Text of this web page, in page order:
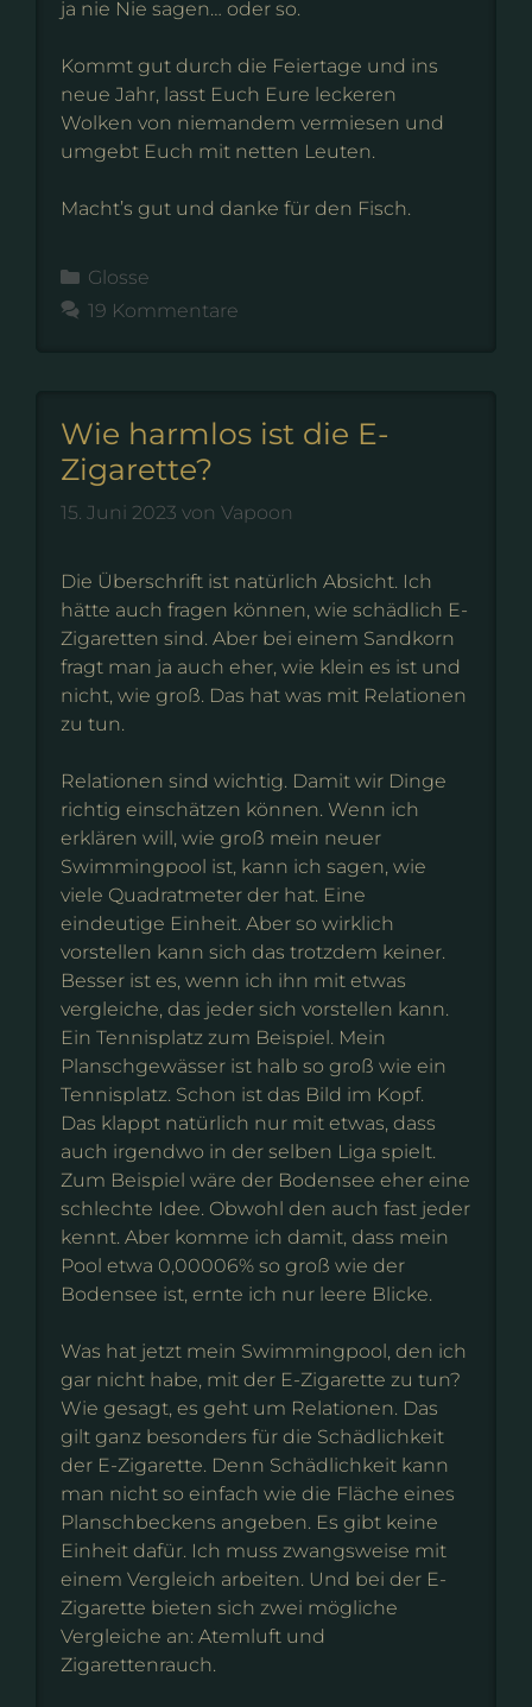
ja nie Nie sagen… oder so.
Kommt gut durch die Feiertage und ins
neue Jahr, lasst Euch Eure leckeren
Wolken von niemandem vermiesen und
umgebt Euch mit netten Leuten.
Macht’s gut und danke für den Fisch.
Kategorien
Glosse
19 Kommentare
Wie harmlos ist die E-
Zigarette?
15. Juni 2023 von Vapoon
Die Überschrift ist natürlich Absicht. Ich
hätte auch fragen können, wie schädlich E-
Zigaretten sind. Aber bei einem Sandkorn
fragt man ja auch eher, wie klein es ist und
nicht, wie groß. Das hat was mit Relationen
zu tun.
Relationen sind wichtig. Damit wir Dinge
richtig einschätzen können. Wenn ich
erklären will, wie groß mein neuer
Swimmingpool ist, kann ich sagen, wie
viele Quadratmeter der hat. Eine
eindeutige Einheit. Aber so wirklich
vorstellen kann sich das trotzdem keiner.
Besser ist es, wenn ich ihn mit etwas
vergleiche, das jeder sich vorstellen kann.
Ein Tennisplatz zum Beispiel. Mein
Planschgewässer ist halb so groß wie ein
Tennisplatz. Schon ist das Bild im Kopf.
Das klappt natürlich nur mit etwas, dass
auch irgendwo in der selben Liga spielt.
Zum Beispiel wäre der Bodensee eher eine
schlechte Idee. Obwohl den auch fast jeder
kennt. Aber komme ich damit, dass mein
Pool etwa 0,00006% so groß wie der
Bodensee ist, ernte ich nur leere Blicke.
Was hat jetzt mein Swimmingpool, den ich
gar nicht habe, mit der E-Zigarette zu tun?
Wie gesagt, es geht um Relationen. Das
gilt ganz besonders für die Schädlichkeit
der E-Zigarette. Denn Schädlichkeit kann
man nicht so einfach wie die Fläche eines
Planschbeckens angeben. Es gibt keine
Einheit dafür. Ich muss zwangsweise mit
einem Vergleich arbeiten. Und bei der E-
Zigarette bieten sich zwei mögliche
Vergleiche an: Atemluft und
Zigarettenrauch.